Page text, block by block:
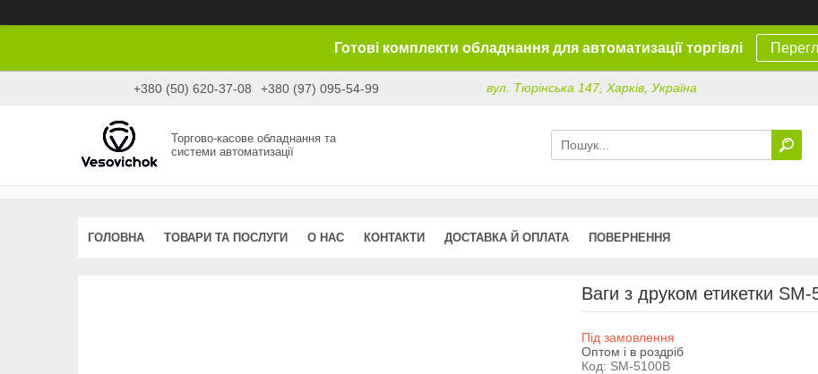
Готові комплекти обладнання для автоматизації торгівлі
+380 (50) 620-37-08 +380 (97) 095-54-99 вул. Тюрінська 147, Харків, Україна
Торгово-касове обладнання та
системи автоматизації
ГОЛОВНА ТОВАРИ ТА ПОСЛУГИ О НАС КОНТАКТИ ДОСТАВКА Й ОПЛАТА ПОВЕРНЕННЯ
Ваги з друком етикетки
Під замовлення
Оптом і в роздріб
Код: SM-5100B